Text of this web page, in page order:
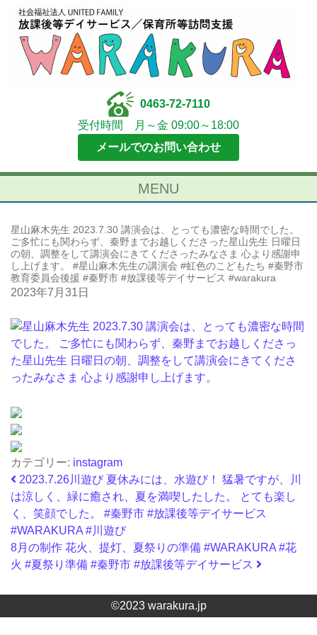
0463-72-7110
受付時間 月～金 09:00～18:00
メールでのお問い合わせ
MENU
星山麻木先生 2023.7.30 講演会は、とっても濃密な時間でした。
ご多忙にも関わらず、秦野までお越しくださった星山先生 日曜日
の朝、調整をして講演会にきてくださったみなさま 心より感謝申
し上げます。 #星山麻木先生の講演会 #虹色のこどもたち #秦野市
教育委員会後援 #秦野市 #放課後等デイサービス #warakura
2023年7月31日
カテゴリー: instagram
投稿ナビゲーション
2023.7.26川遊び 夏休みには、水遊び！ 猛暑ですが、川
は涼しく、緑に癒され、夏を満喫したした。 とても楽し
く、笑顔でした。 #秦野市 #放課後等デイサービス
#WARAKURA #川遊び
8月の制作 花火、提灯、夏祭りの準備 #WARAKURA #花
火 #夏祭り準備 #秦野市 #放課後等デイサービス
©2023 warakura.jp